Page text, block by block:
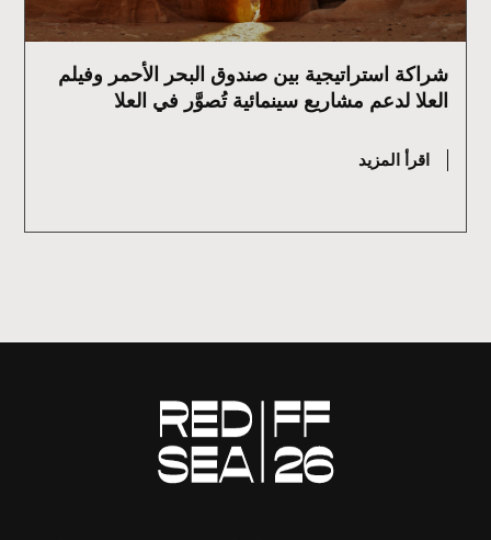
شراكة استراتيجية بين صندوق البحر الأحمر وفيلم
العلا لدعم مشاريع سينمائية تُصوَّر في العلا
اقرأ المزيد